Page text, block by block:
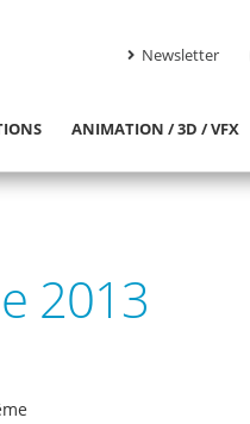
Newsletter
ANIMATION / 3D / VFX
2013